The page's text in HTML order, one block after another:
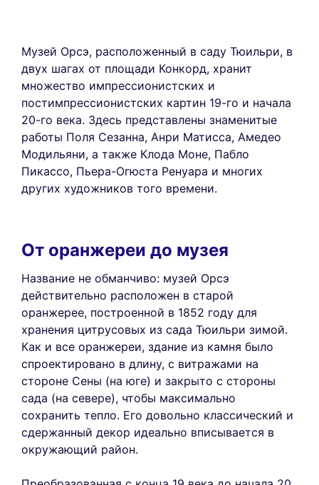
Музей Орсэ, расположенный в саду Тюильри, в
двух шагах от площади Конкорд, хранит
множество импрессионистских и
постимпрессионистских картин 19-го и начала
20-го века. Здесь представлены знаменитые
работы Поля Сезанна, Анри Матисса, Амедео
Модильяни, а также Клода Моне, Пабло
Пикассо, Пьера-Огюста Ренуара и многих
других художников того времени.
От оранжереи до музея
Название не обманчиво: музей Орсэ
действительно расположен в старой
оранжерее, построенной в 1852 году для
хранения цитрусовых из сада Тюильри зимой.
Как и все оранжереи, здание из камня было
спроектировано в длину, с витражами на
стороне Сены (на юге) и закрыто с стороны
сада (на севере), чтобы максимально
сохранить тепло. Его довольно классический и
сдержанный декор идеально вписывается в
окружающий район.